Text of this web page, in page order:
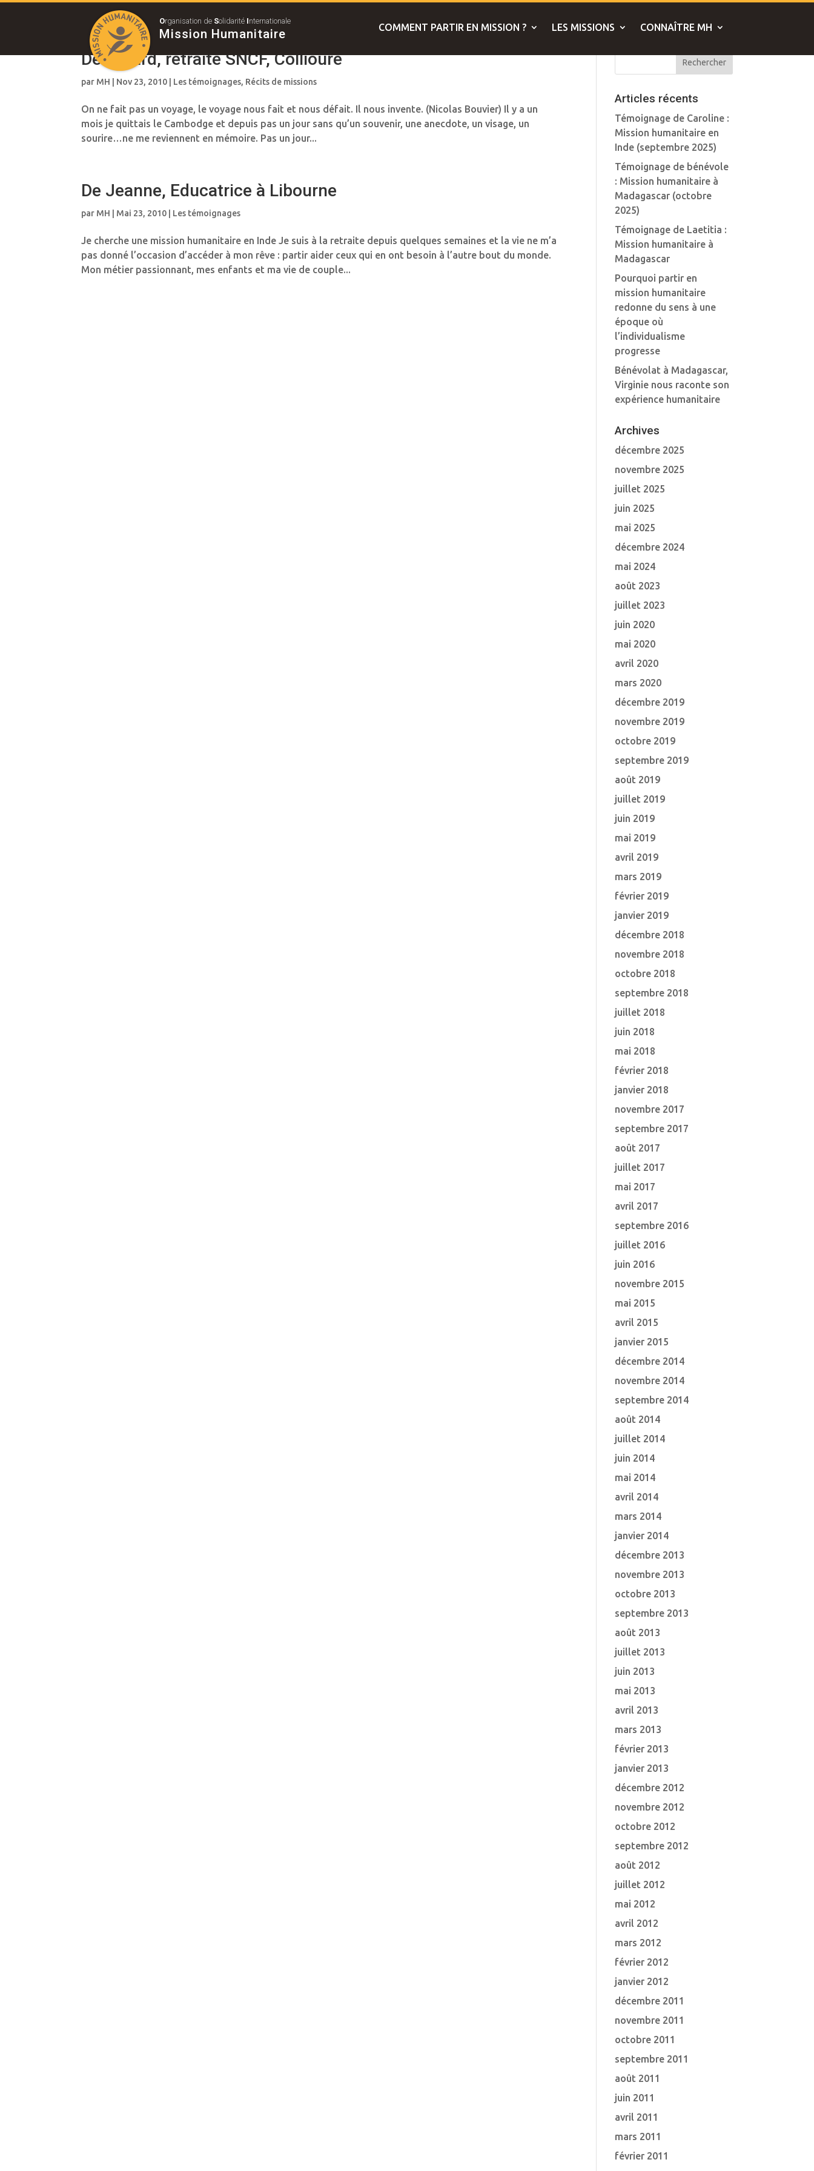
Organisation de Solidarité Internationale
Mission Humanitaire COMMENT PARTIR EN MISSION ? LES MISSIONS CONNAÎTRE MH
De Gérard, retraité SNCF, Collioure
par MH Nov 23, 2010 Les témoignages, Récits de missions
On ne fait pas un voyage, le voyage nous fait et nous défait. Il nous invente. (Nicolas Bouvier) Il y a un
mois je quittais le Cambodge et depuis pas un jour sans qu’un souvenir, une anecdote, un visage, un
sourire…ne me reviennent en mémoire. Pas un jour...
De Jeanne, Educatrice à Libourne
par MH Mai 23, 2010 Les témoignages
Je cherche une mission humanitaire en Inde Je suis à la retraite depuis quelques semaines et la vie ne m’a
pas donné l’occasion d’accéder à mon rêve : partir aider ceux qui en ont besoin à l’autre bout du monde.
Mon métier passionnant, mes enfants et ma vie de couple...
Articles récents
Témoignage de Caroline :
Mission humanitaire en
Inde (septembre 2025)
Témoignage de bénévole
: Mission humanitaire à
Madagascar (octobre
2025)
Témoignage de Laetitia :
Mission humanitaire à
Madagascar
Pourquoi partir en
mission humanitaire
redonne du sens à une
époque où
l’individualisme
progresse
Bénévolat à Madagascar,
Virginie nous raconte son
expérience humanitaire
Archives
décembre 2025
novembre 2025
juillet 2025
juin 2025
mai 2025
décembre 2024
mai 2024
août 2023
juillet 2023
juin 2020
mai 2020
avril 2020
mars 2020
décembre 2019
novembre 2019
octobre 2019
septembre 2019
août 2019
juillet 2019
juin 2019
mai 2019
avril 2019
mars 2019
février 2019
janvier 2019
décembre 2018
novembre 2018
octobre 2018
septembre 2018
juillet 2018
juin 2018
mai 2018
février 2018
janvier 2018
novembre 2017
septembre 2017
août 2017
juillet 2017
mai 2017
avril 2017
septembre 2016
juillet 2016
juin 2016
novembre 2015
mai 2015
avril 2015
janvier 2015
décembre 2014
novembre 2014
septembre 2014
août 2014
juillet 2014
juin 2014
mai 2014
avril 2014
mars 2014
janvier 2014
décembre 2013
novembre 2013
octobre 2013
septembre 2013
août 2013
juillet 2013
juin 2013
mai 2013
avril 2013
mars 2013
février 2013
janvier 2013
décembre 2012
novembre 2012
octobre 2012
septembre 2012
août 2012
juillet 2012
mai 2012
avril 2012
mars 2012
février 2012
janvier 2012
décembre 2011
novembre 2011
octobre 2011
septembre 2011
août 2011
juin 2011
avril 2011
mars 2011
février 2011